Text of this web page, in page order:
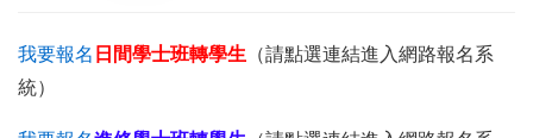
我要報名日間學士班轉學生 （請點選連結進入網路報名系
統）